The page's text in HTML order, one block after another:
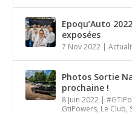
Epoqu’Auto
exposées
7 Nov 2022 |
Photos Sortie
prochaine !
8 Juin 2022 |
GtiPowers, Le Club,